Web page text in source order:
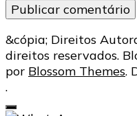
&cópia; Direitos
direitos reservados.
por Blossom Themes.
.